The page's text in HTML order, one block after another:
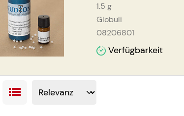
1.5 g
Globuli
08206801
Verfügbarkeit